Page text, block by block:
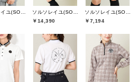
￥14,390
￥7,194